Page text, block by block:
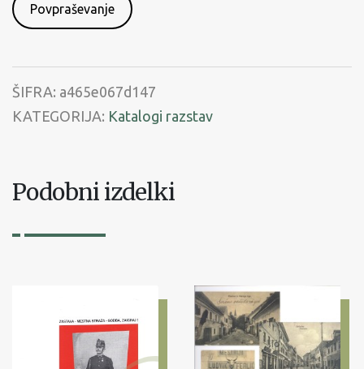
s
ŠIFRA: a465e067d147
KATEGORIJA: Katalogi razstav
Podobni izdelki